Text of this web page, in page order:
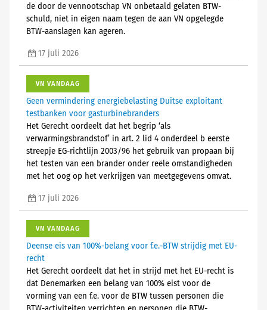
de door de vennootschap VN onbetaald gelaten BTW-
schuld, niet in eigen naam tegen de aan VN opgelegde
BTW-aanslagen kan ageren.
17 juli 2026
VN VANDAAG
Geen vermindering energiebelasting Duitse exploitant
testbanken voor gasturbinebranders
Het Gerecht oordeelt dat het begrip ‘als
verwarmingsbrandstof’ in art. 2 lid 4 onderdeel b eerste
streepje EG-richtlijn 2003/96 het gebruik van propaan bij
het testen van een brander onder reële omstandigheden
met het oog op het verkrijgen van meetgegevens omvat.
17 juli 2026
VN VANDAAG
Deense eis van 100%-belang voor f.e.-BTW strijdig met EU-
recht
Het Gerecht oordeelt dat het in strijd met het EU-recht is
dat Denemarken een belang van 100% eist voor de
vorming van een f.e. voor de BTW tussen personen die